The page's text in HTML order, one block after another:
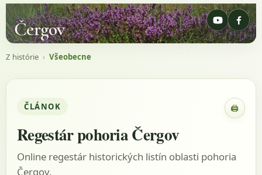
Čergov
Z histórie › Všeobecne
ČLÁNOK 🖨
Regestár pohoria Čergov
Online regestár historických listín oblasti pohoria
Čergov.